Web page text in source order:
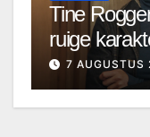
Tine
ruige
7 AUGUSTUS